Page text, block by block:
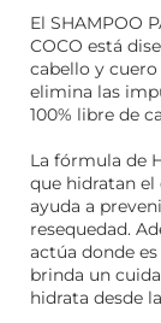
El SHAMPOO
COCO está
cabello y
elimina las
100% libre de
La fórmula de
que hidratan el
ayuda a
resequedad.
actúa donde
brinda un
hidrata desde